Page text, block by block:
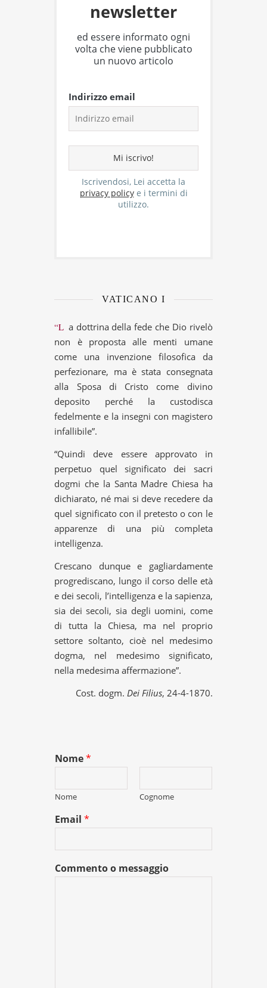
newsletter
ed essere informato ogni
volta che viene pubblicato
un nuovo articolo
Indirizzo email
Iscrivendosi, Lei accetta la
privacy policye i termini di
utilizzo.
VATICANO I
“La dottrina della fede che Dio rivelò
non è proposta alle menti umane
come una invenzione filosofica da
perfezionare, ma è stata consegnata
alla Sposa di Cristo come divino
deposito perché la custodisca
fedelmente e la insegni con magistero
infallibile”.
“Quindi deve essere approvato in
perpetuo quel significato dei sacri
dogmi che la Santa Madre Chiesa ha
dichiarato, né mai si deve recedere da
quel significato con il pretesto o con le
apparenze di una più completa
intelligenza.
Crescano dunque e gagliardamente
progrediscano, lungo il corso delle età
e dei secoli, l’intelligenza e la sapienza,
sia dei secoli, sia degli uomini, come
di tutta la Chiesa, ma nel proprio
settore soltanto, cioè nel medesimo
dogma, nel medesimo significato,
nella medesima affermazione”.
Cost. dogm. Dei Filius, 24-4-1870.
Nome*
Nome Cognome
Email*
Commento o messaggio